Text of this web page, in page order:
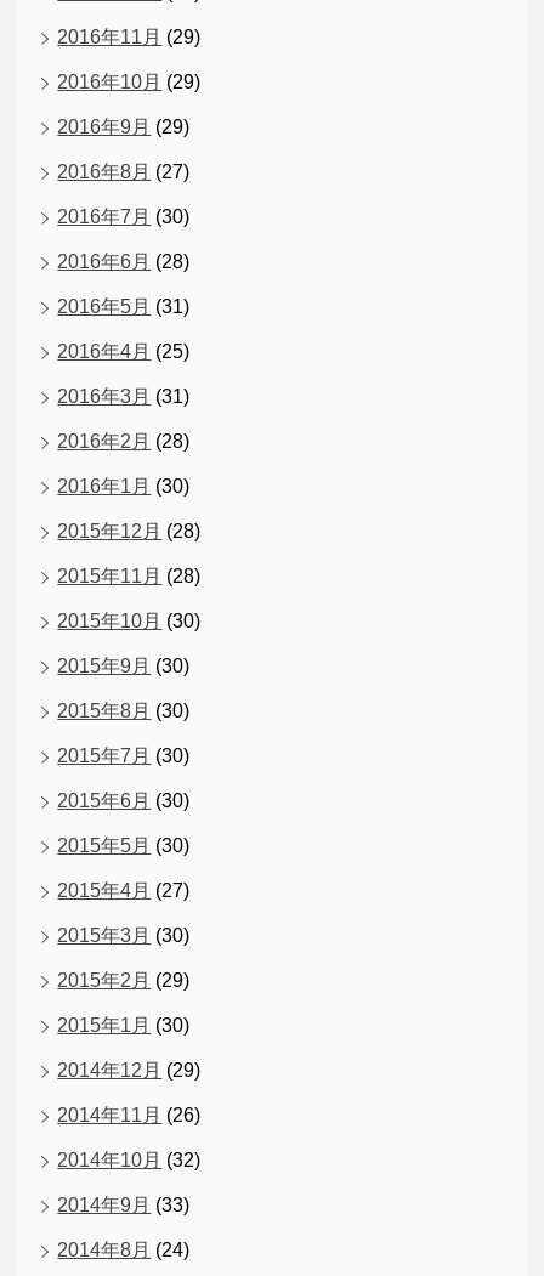
2016年11月 (29)
2016年10月 (29)
2016年9月 (29)
2016年8月 (27)
2016年7月 (30)
2016年6月 (28)
2016年5月 (31)
2016年4月 (25)
2016年3月 (31)
2016年2月 (28)
2016年1月 (30)
2015年12月 (28)
2015年11月 (28)
2015年10月 (30)
2015年9月 (30)
2015年8月 (30)
2015年7月 (30)
2015年6月 (30)
2015年5月 (30)
2015年4月 (27)
2015年3月 (30)
2015年2月 (29)
2015年1月 (30)
2014年12月 (29)
2014年11月 (26)
2014年10月 (32)
2014年9月 (33)
2014年8月 (24)